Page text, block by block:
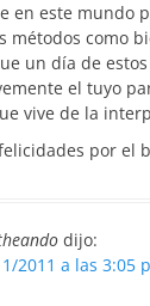
en este mundo
métodos como
un día de
el tuyo
vive de la
por el
dijo:
2011 a las 3:05